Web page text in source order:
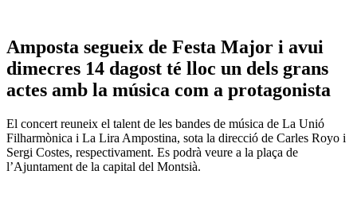
Amposta segueix de Festa Major i avui
dimecres 14 dagost té lloc un dels grans
actes amb la música com a protagonista
El concert reuneix el talent de les bandes de música de La Unió
Filharmònica i La Lira Ampostina, sota la direcció de Carles Royo i
Sergi Costes, respectivament. Es podrà veure a la plaça de
l’Ajuntament de la capital del Montsià.